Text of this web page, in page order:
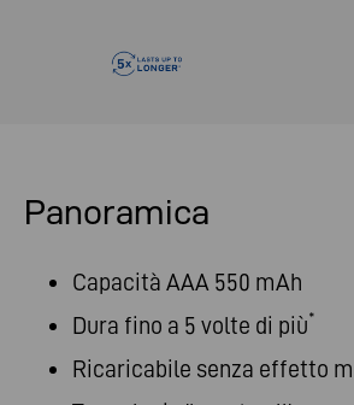
Panoramica
Capacità AAA 550 mAh
Dura fino a 5 volte di più*
Ricaricabile senza effetto